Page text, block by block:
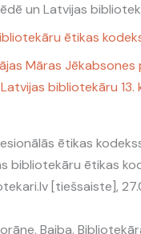
un Latvijas
ētikas
Māras
bibliotekāru 13.
ētikas
bibliotekāru ētikas
[tiešsaiste],
Baiba.